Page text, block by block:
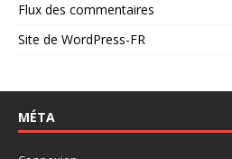
Flux des commentaires
Site de WordPress-FR
MÉTA